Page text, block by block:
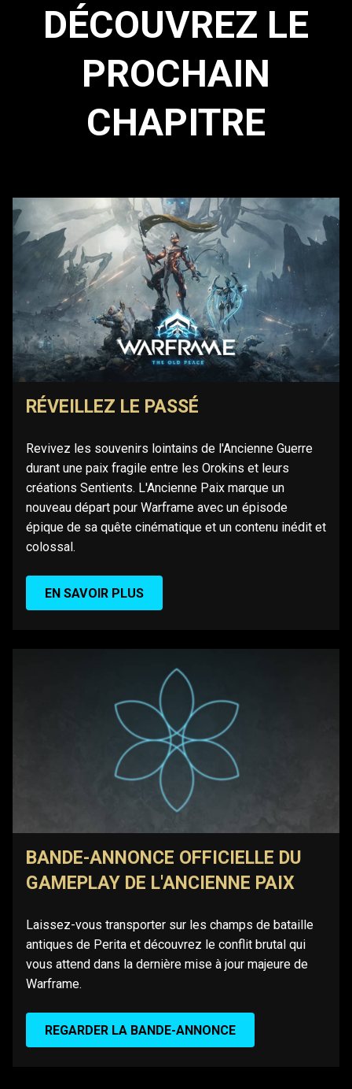
DÉCOUVREZ LE
PROCHAIN
CHAPITRE
RÉVEILLEZ LE PASSÉ
Revivez les souvenirs lointains de l'Ancienne Guerre
durant une paix fragile entre les Orokins et leurs
créations Sentients. L'Ancienne Paix marque un
nouveau départ pour Warframe avec un épisode
épique de sa quête cinématique et un contenu inédit et
colossal.
EN SAVOIR PLUS
BANDE-ANNONCE OFFICIELLE DU
GAMEPLAY DE L'ANCIENNE PAIX
Laissez-vous transporter sur les champs de bataille
antiques de Perita et découvrez le conflit brutal qui
vous attend dans la dernière mise à jour majeure de
Warframe.
REGARDER LA BANDE-ANNONCE